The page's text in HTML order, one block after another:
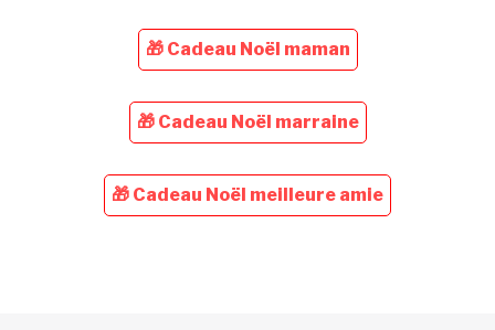
🎁 Cadeau Noël maman
🎁 Cadeau Noël marraine
🎁 Cadeau Noël meilleure amie